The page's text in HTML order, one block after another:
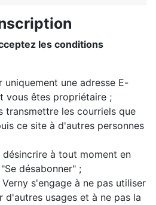
les conditions
uniquement une adresse E-
vous êtes propriétaire ;
transmettre les courriels que
ce site à d'autres personnes
à tout moment en
désabonner" ;
s'engage à ne pas utiliser
d'autres usages et à ne pas la